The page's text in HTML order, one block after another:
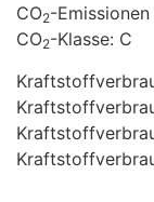
CO2-
CO2-Klasse: C